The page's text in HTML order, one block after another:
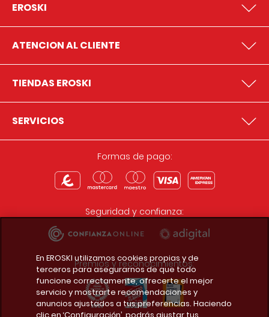
EROSKI
ATENCION AL CLIENTE
TIENDAS EROSKI
SERVICIOS
Formas de pago:
Seguridad y confianza:
Premios y reconocimientos:
En EROSKI utilizamos cookies propias y de
terceros para asegurarnos de que todo
funcione correctamente, ofrecerte el mejor
servicio y mostrarte recomendaciones y
anuncios ajustados a tus preferencias. Haciendo
clic en ‘Configuración’, podrás ajustar tus